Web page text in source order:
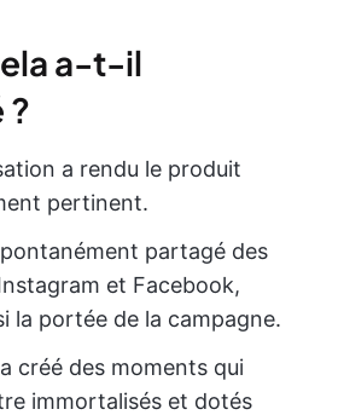
a-t-il
?
a rendu le produit
pertinent.
partagé des
et Facebook,
la portée de la campagne.
créé des moments qui
immortalisés et dotés